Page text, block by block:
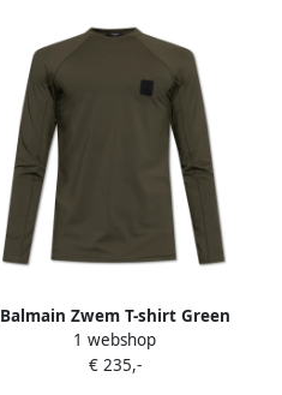
Balmain Zwem T-shirt Green
Heren
1 webshop
€ 235,-